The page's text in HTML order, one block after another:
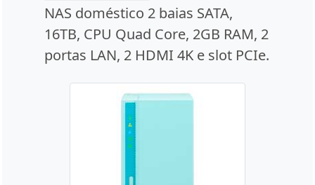
NAS doméstico 2 baias SATA,
16TB, CPU Quad Core, 2GB RAM, 2
portas LAN, 2 HDMI 4K e slot PCIe.